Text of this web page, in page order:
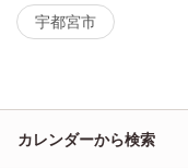
宇都宮市
カレンダーから検索